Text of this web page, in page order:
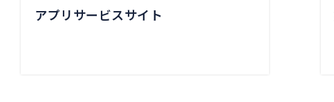
アプリサービスサイト